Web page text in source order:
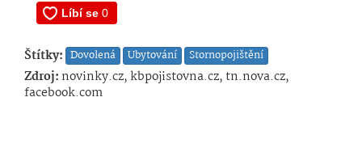
Štítky: Dovolená Ubytování Stornopojištění
Zdroj: novinky.cz, kbpojistovna.cz, tn.nova.cz,
facebook.com